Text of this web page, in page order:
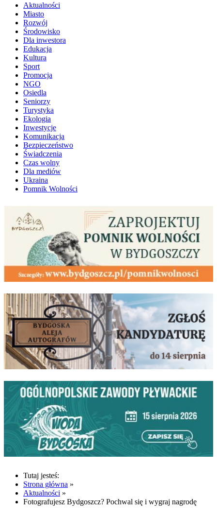
Aktualności
Miasto
Rozwój
Środowisko
Dla inwestora
Edukacja
Kultura
Sport
Promocja
NGO
Osiedla
Seniorzy
Turystyka
Ekologia
Inwestycje
Komunikacja
Bezpieczeństwo
Świadczenia
Czas wolny
Dla mediów
Ukraina
Pomnik Wolności
Tutaj jesteś:
Strona główna »
Aktualności »
Fotografujesz Bydgoszcz? Pochwal się i wygraj nagrodę